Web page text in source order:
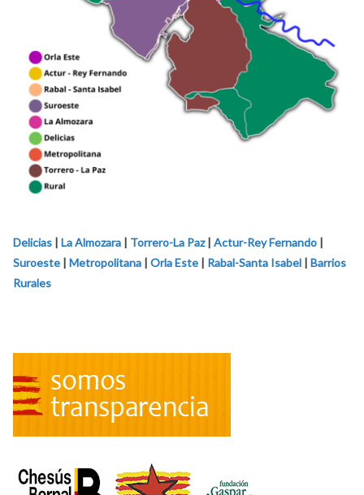
Delicias | La Almozara | Torrero-La Paz| Actur-Rey Fernando |
Suroeste | Metropolitana | Orla Este | Rabal-Santa Isabel | Barrios
Rurales